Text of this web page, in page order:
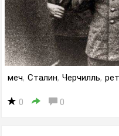
меч, Сталин, Черчилль,
0 0